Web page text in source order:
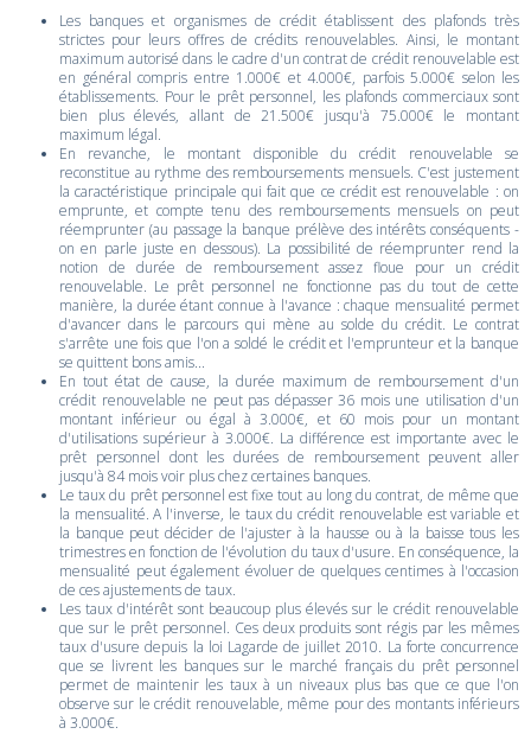
Les banques et organismes de crédit établissent des plafonds très
strictes pour leurs offres de crédits renouvelables. Ainsi, le montant
maximum autorisé dans le cadre d'un contrat de crédit renouvelable est
en général compris entre 1.000€ et 4.000€, parfois 5.000€ selon les
établissements. Pour le prêt personnel, les plafonds commerciaux sont
bien plus élevés, allant de 21.500€ jusqu'à 75.000€ le montant
maximum légal.
En revanche, le montant disponible du crédit renouvelable se
reconstitue au rythme des remboursements mensuels. C'est justement
la caractéristique principale qui fait que ce crédit est renouvelable : on
emprunte, et compte tenu des remboursements mensuels on peut
réemprunter (au passage la banque prélève des intérêts conséquents -
on en parle juste en dessous). La possibilité de réemprunter rend la
notion de durée de remboursement assez floue pour un crédit
renouvelable. Le prêt personnel ne fonctionne pas du tout de cette
manière, la durée étant connue à l'avance : chaque mensualité permet
d'avancer dans le parcours qui mène au solde du crédit. Le contrat
s'arrête une fois que l'on a soldé le crédit et l'emprunteur et la banque
se quittent bons amis...
En tout état de cause, la durée maximum de remboursement d'un
crédit renouvelable ne peut pas dépasser 36 mois une utilisation d'un
montant inférieur ou égal à 3.000€, et 60 mois pour un montant
d'utilisations supérieur à 3.000€. La différence est importante avec le
prêt personnel dont les durées de remboursement peuvent aller
jusqu'à 84 mois voir plus chez certaines banques.
Le taux du prêt personnel est fixe tout au long du contrat, de même que
la mensualité. A l'inverse, le taux du crédit renouvelable est variable et
la banque peut décider de l'ajuster à la hausse ou à la baisse tous les
trimestres en fonction de l'évolution du taux d'usure. En conséquence, la
mensualité peut également évoluer de quelques centimes à l'occasion
de ces ajustements de taux.
Les taux d'intérêt sont beaucoup plus élevés sur le crédit renouvelable
que sur le prêt personnel. Ces deux produits sont régis par les mêmes
taux d'usure depuis la loi Lagarde de juillet 2010. La forte concurrence
que se livrent les banques sur le marché français du prêt personnel
permet de maintenir les taux à un niveaux plus bas que ce que l'on
observe sur le crédit renouvelable, même pour des montants inférieurs
à 3.000€.